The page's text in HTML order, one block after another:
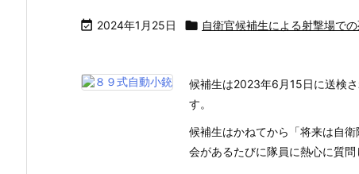
 2024年1月25日  自衛官候補生による射撃場で
候補生は2023年6月15日に送検
す。
候補生はかねてから「将来は自
会があるたびに隊員に熱心に質